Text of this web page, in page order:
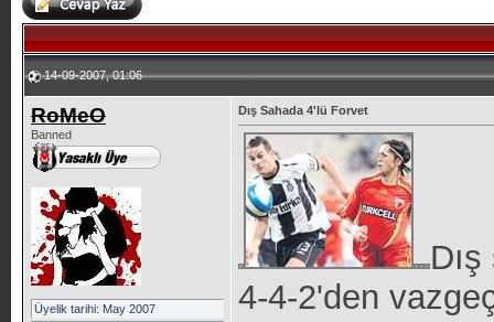
14-09-2007, 01:06
RoMeO
Banned
Üyelik tarihi: May 2007
Dış Sahada 4'lü Forvet
4-4-2'den